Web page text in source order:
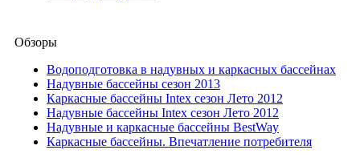
Обзоры
Водоподготовка в надувных и каркасных бассейнах
Надувные бассейны сезон 2013
Каркасные бассейны Intex сезон Лето 2012
Надувные бассейны Intex сезон Лето 2012
Надувные и каркасные бассейны BestWay
Каркасные бассейны. Впечатление потребителя